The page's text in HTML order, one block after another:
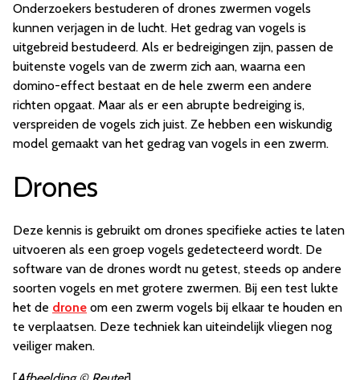
Onderzoekers bestuderen of drones zwermen vogels
kunnen verjagen in de lucht. Het gedrag van vogels is
uitgebreid bestudeerd. Als er bedreigingen zijn, passen de
buitenste vogels van de zwerm zich aan, waarna een
domino-effect bestaat en de hele zwerm een andere
richten opgaat. Maar als er een abrupte bedreiging is,
verspreiden de vogels zich juist. Ze hebben een wiskundig
model gemaakt van het gedrag van vogels in een zwerm.
Drones
Deze kennis is gebruikt om drones specifieke acties te laten
uitvoeren als een groep vogels gedetecteerd wordt. De
software van de drones wordt nu getest, steeds op andere
soorten vogels en met grotere zwermen. Bij een test lukte
het de drone om een zwerm vogels bij elkaar te houden en
te verplaatsen. Deze techniek kan uiteindelijk vliegen nog
veiliger maken.